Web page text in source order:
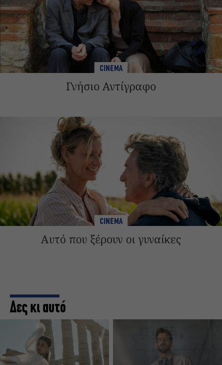
CINEMA
Γνήσιο Αντίγραφο
CINEMA
Αυτό που ξέρουν οι γυναίκες
Δες κι αυτό